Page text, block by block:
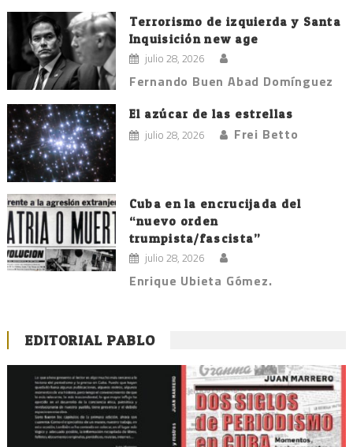
Terrorismo de izquierda y Santa
Inquisición new age
julio 28, 2026
Fernando Buen Abad Domínguez
El azúcar de las estrellas
julio 28, 2026 Frei Betto
Cuba en la encrucijada del
“nuevo orden
trumpista/fascista”
julio 28, 2026
Enrique Ubieta Gómez.
EDITORIAL PABLO